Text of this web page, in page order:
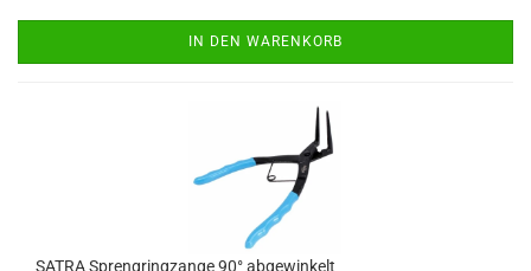
IN DEN WARENKORB
SATRA Sprengringzange 90° abgewinkelt